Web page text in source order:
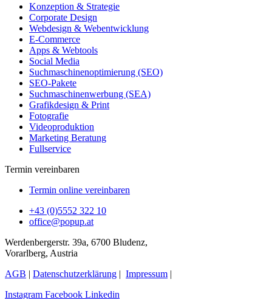
Konzeption & Strategie
Corporate Design
Webdesign & Webentwicklung
E-Commerce
Apps & Webtools
Social Media
Suchmaschinenoptimierung (SEO)
SEO-Pakete
Suchmaschinenwerbung (SEA)
Grafikdesign & Print
Fotografie
Videoproduktion
Marketing Beratung
Fullservice
Termin vereinbaren
Termin online vereinbaren
+43 (0)5552 322 10
office@popup.at
Werdenbergerstr. 39a, 6700 Bludenz,
Vorarlberg, Austria
AGB | Datenschutzerklärung | Impressum |
Instagram Facebook Linkedin